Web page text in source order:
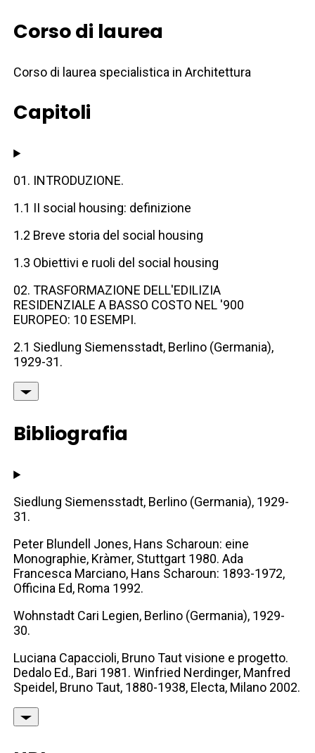
Corso di laurea
Corso di laurea specialistica in Architettura
Capitoli
01. INTRODUZIONE.
1.1 II social housing: definizione
1.2 Breve storia del social housing
1.3 Obiettivi e ruoli del social housing
02. TRASFORMAZIONE DELL'EDILIZIA
RESIDENZIALE A BASSO COSTO NEL '900
EUROPEO: 10 ESEMPI.
2.1 Siedlung Siemensstadt, Berlino (Germania),
1929-31.
Bibliografia
Siedlung Siemensstadt, Berlino (Germania), 1929-
31.
Peter Blundell Jones, Hans Scharoun: eine
Monographie, Kràmer, Stuttgart 1980. Ada
Francesca Marciano, Hans Scharoun: 1893-1972,
Officina Ed, Roma 1992.
Wohnstadt Cari Legien, Berlino (Germania), 1929-
30.
Luciana Capaccioli, Bruno Taut visione e progetto.
Dedalo Ed., Bari 1981. Winfried Nerdinger, Manfred
Speidel, Bruno Taut, 1880-1938, Electa, Milano 2002.